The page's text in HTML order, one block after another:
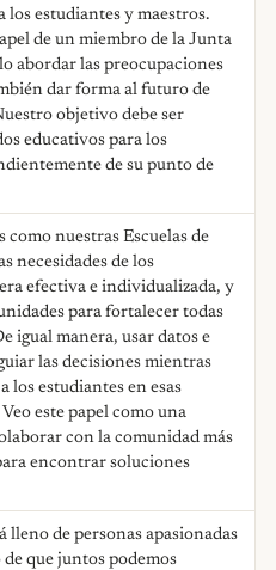
estudiantes y maestros.
de un miembro de la Junta
abordar las preocupaciones
dar forma al futuro de
objetivo debe ser
educativos para los
de su punto de
como nuestras Escuelas de
necesidades de los
efectiva e individualizada, y
para fortalecer todas
igual manera, usar datos e
las decisiones mientras
los estudiantes en esas
este papel como una
con la comunidad más
encontrar soluciones
lleno de personas apasionadas
que juntos podemos